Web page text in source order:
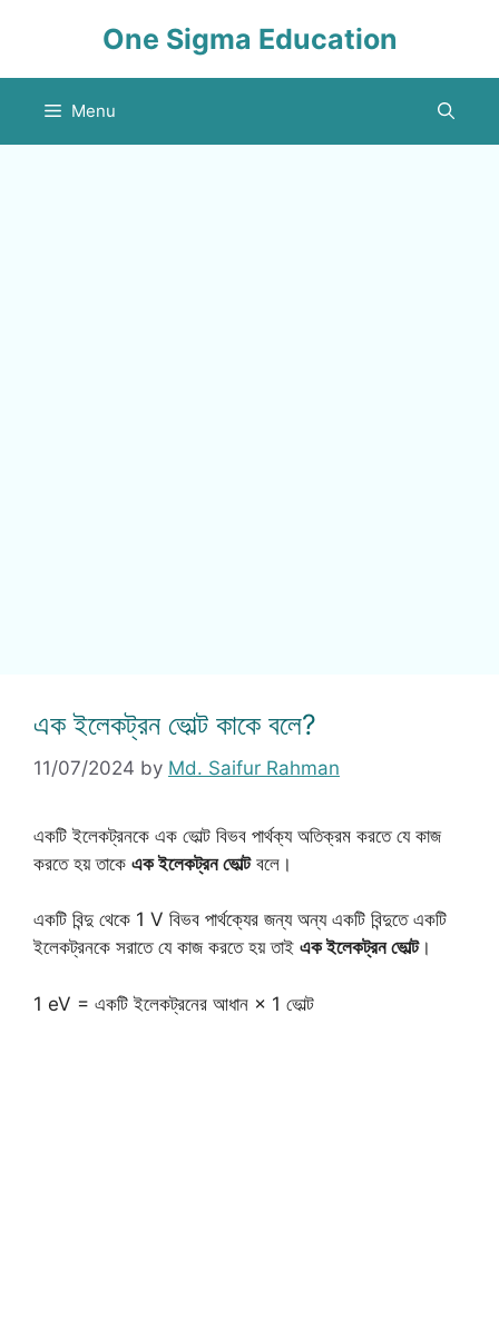
One Sigma Education
Menu
এক ইলেকট্রন ভোল্ট কাকে বলে?
11/07/2024 by Md. Saifur Rahman
একটি ইলেকট্রনকে এক ভোল্ট বিভব পার্থক্য অতিক্রম করতে যে কাজ
করতে হয় তাকে এক ইলেকট্রন ভোল্টবলে।
একটি বিন্দু থেকে 1 V বিভব পার্থক্যের জন্য অন্য একটি বিন্দুতে একটি
ইলেকট্রনকে সরাতে যে কাজ করতে হয় তাই এক ইলেকট্রন ভোল্ট।
1 eV = একটি ইলেকট্রনের আধান × 1 ভোল্ট